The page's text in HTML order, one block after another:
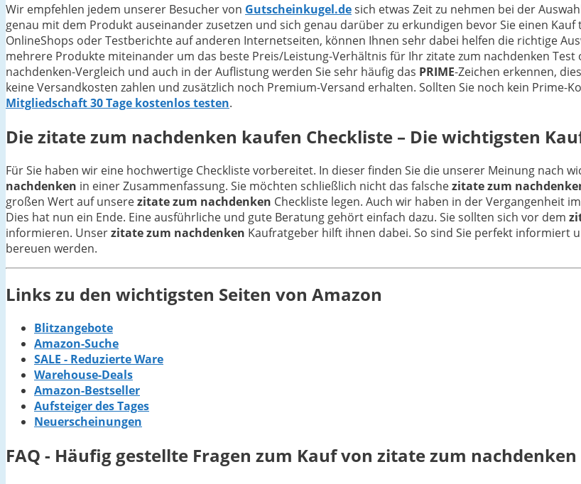
Wir empfehlen jedem unserer Besucher von Gutscheinkugel.desich etwas Zeit zu nehmen bei der
genau mit dem Produkt auseinander zusetzen und sich genau darüber zu erkundigen bevor Sie einen
OnlineShops oder Testberichte auf anderen Internetseiten, können Ihnen sehr dabei helfen die richtige
mehrere Produkte miteinander um das beste Preis/Leistung-Verhältnis für Ihr zitate zum nachdenken Test
nachdenken-Vergleich und auch in der Auflistung werden Sie sehr häufig das PRIME-Zeichen erkennen,
keine Versandkosten zahlen und zusätzlich noch Premium-Versand erhalten. Sollten Sie noch kein Prime-
Mitgliedschaft 30 Tage kostenlos testen.
Diezitate zum nachdenken kaufen Checkliste – Die wichtigsten
Für Sie haben wir eine hochwertige Checkliste vorbereitet. In dieser finden Sie die unserer Meinung nach
nachdenken in einer Zusammenfassung. Sie möchten schließlich nicht das falschezitate zum
großen Wert auf unserezitate zum nachdenken Checkliste legen. Auch wir haben in der Vergangenheit
Dies hat nun ein Ende. Eine ausführliche und gute Beratung gehört einfach dazu. Sie sollten sich vor dem
informieren. Unserzitate zum nachdenken Kaufratgeber hilft ihnen dabei. So sind Sie perfekt informiert
bereuen werden.
Links zu den wichtigsten Seiten von Amazon
Blitzangebote
Amazon-Suche
SALE - Reduzierte Ware
Warehouse-Deals
Amazon-Bestseller
Aufsteiger des Tages
Neuerscheinungen
FAQ - Häufig gestellte Fragen zum Kauf von zitate zum nachdenken